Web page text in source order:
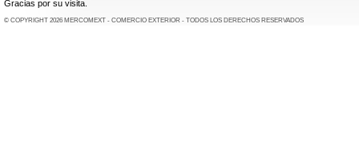
Gracias por su visita.
© COPYRIGHT 2026 MERCOMEXT - COMERCIO EXTERIOR - TODOS LOS DERECHOS RESERVADOS